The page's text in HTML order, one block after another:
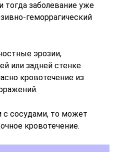
тогда заболевание уже
геморрагический
эрозии,
или задней стенке
кровотечение из
с сосудами, то может
кровотечение.